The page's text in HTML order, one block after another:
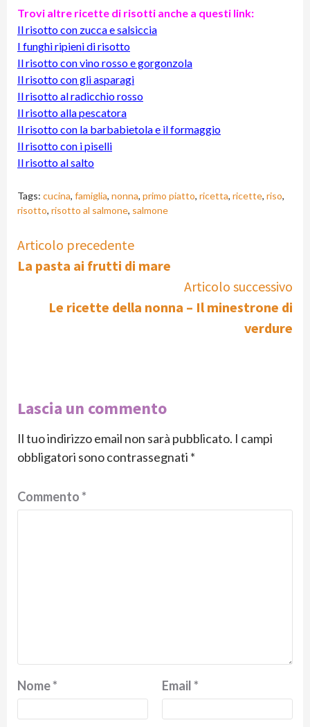
Trovi altre ricette di risotti anche a questi link:
Il risotto con zucca e salsiccia
I funghi ripieni di risotto
Il risotto con vino rosso e gorgonzola
Il risotto con gli asparagi
Il risotto al radicchio rosso
Il risotto alla pescatora
Il risotto con la barbabietola e il formaggio
Il risotto con i piselli
Il risotto al salto
Tags: cucina, famiglia, nonna, primo piatto, ricetta, ricette, riso,
risotto, risotto al salmone, salmone
Continue
Reading
Articolo precedente
La pasta ai frutti di mare
Articolo successivo
Le ricette della nonna – Il minestrone di
verdure
Lascia un commento
Il tuo indirizzo email non sarà pubblicato. I campi
obbligatori sono contrassegnati *
Commento*
Nome* Email*